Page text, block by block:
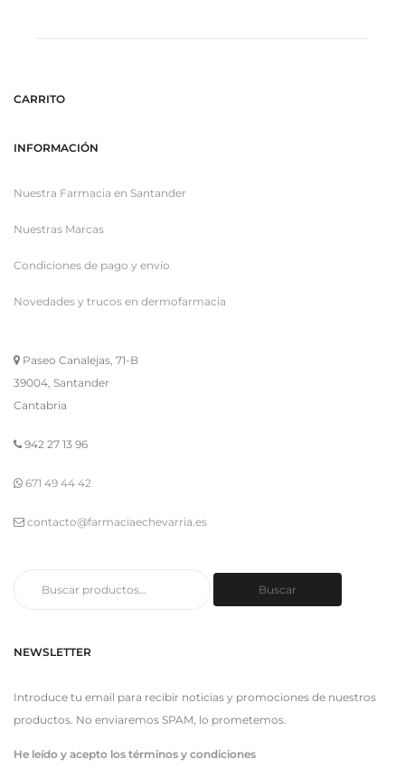
CARRITO
INFORMACIÓN
Nuestra Farmacia en Santander
Nuestras Marcas
Condiciones de pago y envío
Novedades y trucos en dermofarmacia
Paseo Canalejas, 71-B
39004, Santander
Cantabria
942 27 13 96
671 49 44 42
contacto@farmaciaechevarria.es
Buscar
NEWSLETTER
Introduce tu email para recibir noticias y promociones de nuestros
productos. No enviaremos SPAM, lo prometemos.
He leído y acepto los términos y condiciones